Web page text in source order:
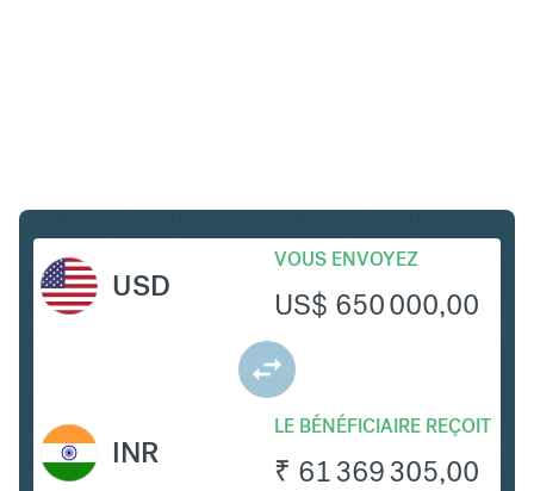
USD
VOUS ENVOYEZ
US$ 650 000,00
LE BÉNÉFICIAIRE REÇOIT
₹ 61 369 305,00
INR